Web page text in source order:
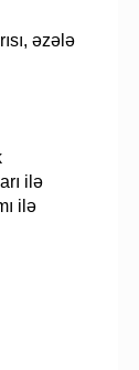
əzələ
ilə
ilə